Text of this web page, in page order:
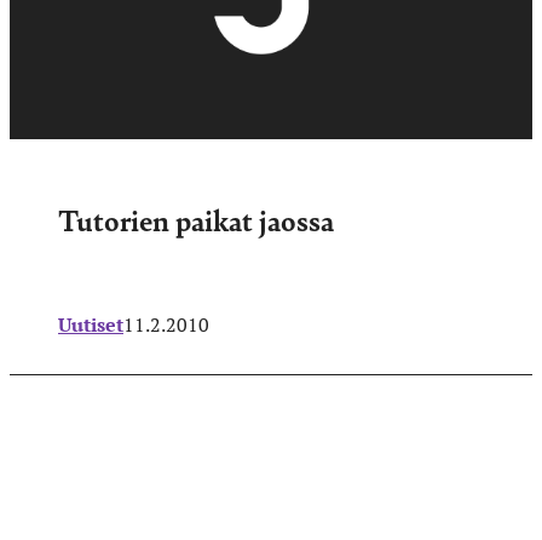
Tutorien paikat jaossa
Uutiset11.2.2010